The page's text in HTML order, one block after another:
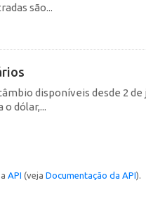
são...
disponíveis desde 2 de
dólar,...
API (veja Documentação da API).